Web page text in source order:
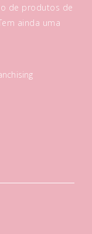
de produtos de
ainda uma